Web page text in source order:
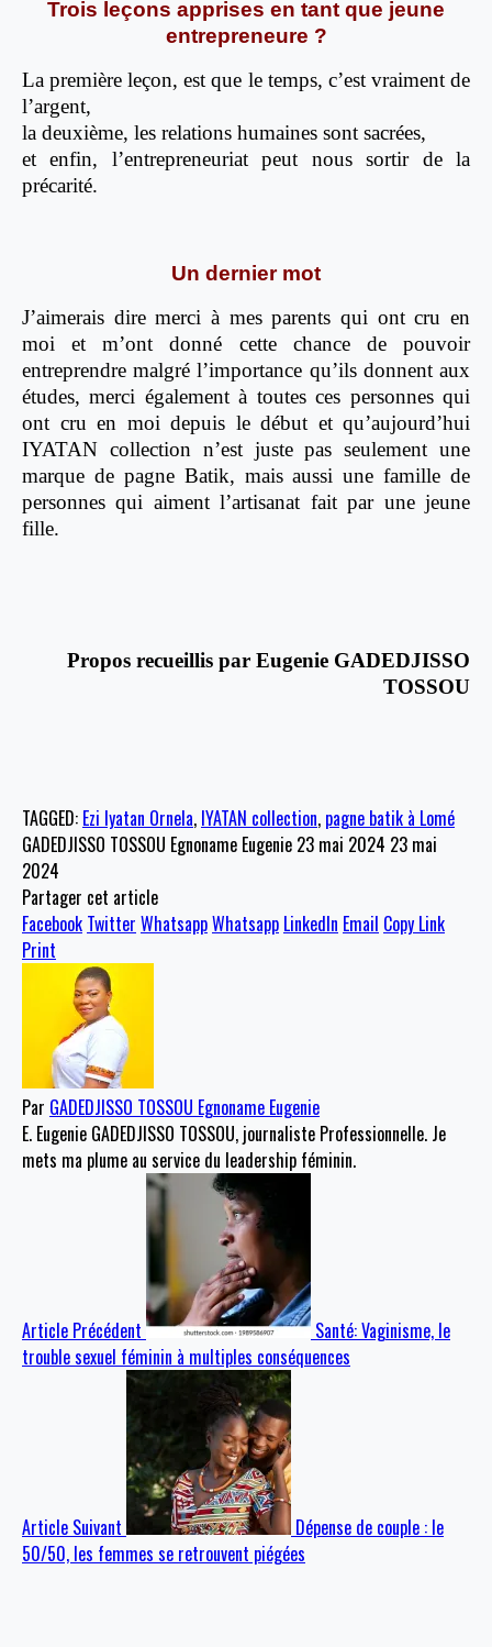
Trois leçons apprises en tant que jeune
entrepreneure ?
La première leçon, est que le temps, c’est vraiment de
l’argent,
la deuxième, les relations humaines sont sacrées,
et enfin, l’entrepreneuriat peut nous sortir de la
précarité.
Un dernier mot
J’aimerais dire merci à mes parents qui ont cru en
moi et m’ont donné cette chance de pouvoir
entreprendre malgré l’importance qu’ils donnent aux
études, merci également à toutes ces personnes qui
ont cru en moi depuis le début et qu’aujourd’hui
IYATAN collection n’est juste pas seulement une
marque de pagne Batik, mais aussi une famille de
personnes qui aiment l’artisanat fait par une jeune
fille.
Propos recueillis par Eugenie GADEDJISSO
TOSSOU
TAGGED: Ezi Iyatan Ornela, IYATAN collection, pagne batik à Lomé
GADEDJISSO TOSSOU Egnoname Eugenie 23 mai 2024 23 mai
2024
Partager cet article
Facebook Twitter WhatsappWhatsapp LinkedIn Email Copy Link
Print
Par GADEDJISSO TOSSOU Egnoname Eugenie
E. Eugenie GADEDJISSO TOSSOU, journaliste Professionnelle. Je
mets ma plume au service du leadership féminin.
Article Précédent
Santé: Vaginisme, le
trouble sexuel féminin à multiples conséquences
Article Suivant
Dépense de couple : le
50/50, les femmes se retrouvent piégées